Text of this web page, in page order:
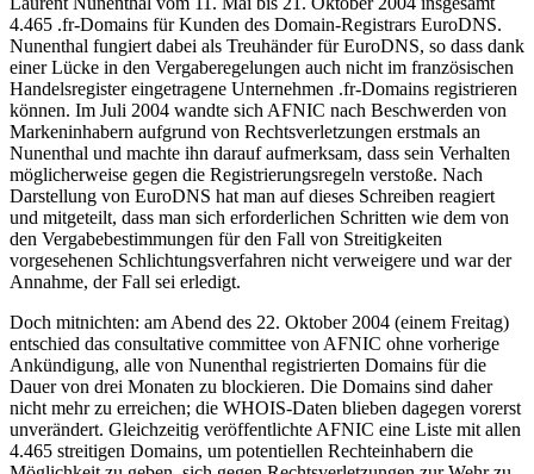
4.465 .fr-Domains für Kunden des Domain-Registrars EuroDNS.
Nunenthal fungiert dabei als Treuhänder für EuroDNS, so dass dank
einer Lücke in den Vergaberegelungen auch nicht im französischen
Handelsregister eingetragene Unternehmen .fr-Domains registrieren
können. Im Juli 2004 wandte sich AFNIC nach Beschwerden von
Markeninhabern aufgrund von Rechtsverletzungen erstmals an
Nunenthal und machte ihn darauf aufmerksam, dass sein Verhalten
möglicherweise gegen die Registrierungsregeln verstoße. Nach
Darstellung von EuroDNS hat man auf dieses Schreiben reagiert
und mitgeteilt, dass man sich erforderlichen Schritten wie dem von
den Vergabebestimmungen für den Fall von Streitigkeiten
vorgesehenen Schlichtungsverfahren nicht verweigere und war der
Annahme, der Fall sei erledigt.
Doch mitnichten: am Abend des 22. Oktober 2004 (einem Freitag)
entschied das consultative committee von AFNIC ohne vorherige
Ankündigung, alle von Nunenthal registrierten Domains für die
Dauer von drei Monaten zu blockieren. Die Domains sind daher
nicht mehr zu erreichen; die WHOIS-Daten blieben dagegen vorerst
unverändert. Gleichzeitig veröffentlichte AFNIC eine Liste mit allen
4.465 streitigen Domains, um potentiellen Rechteinhabern die